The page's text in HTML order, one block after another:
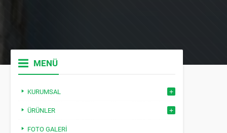
MENÜ
KURUMSAL
ÜRÜNLER
FOTO GALERI